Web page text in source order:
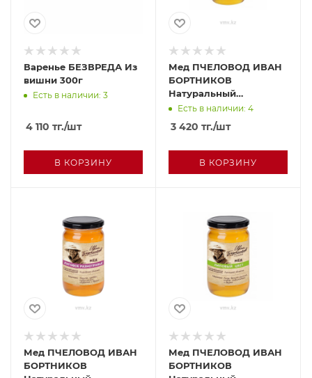
Варенье БЕЗВРЕДА Из
вишни 300г
Есть в наличии: 3
4 110 тг./шт
В КОРЗИНУ
Мед ПЧЕЛОВОД ИВАН
БОРТНИКОВ
Натуральный
цветочный
полифлорный
Цветочный 500г с/б
Есть в наличии: 4
3 420 тг./шт
В КОРЗИНУ
Мед ПЧЕЛОВОД ИВАН
БОРТНИКОВ
Мед ПЧЕЛОВОД ИВАН
БОРТНИКОВ